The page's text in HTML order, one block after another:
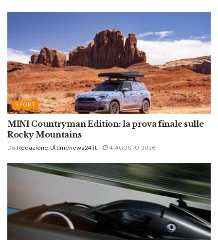
SPORT
MINI Countryman Edition: la prova finale sulle
Rocky Mountains
Da Redazione Ultimenews24.it 4 AGOSTO 2026